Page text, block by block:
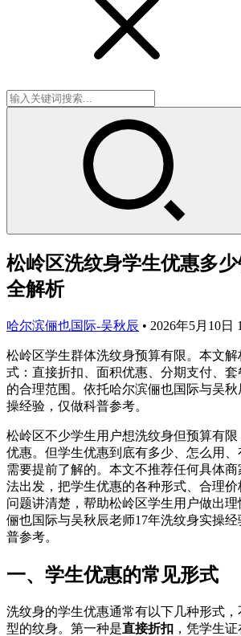
松岭区洗纹身学生优惠多
全解析
哈尔滨俪也国际-吴秋辰 • 2026年5月10日
松岭区学生群体洗纹身预算有限。本文
式：直接折扣、面积优惠、分期支付、
的合理范围。依托哈尔滨俪也国际与吴
操经验，仅做科普参考。
松岭区不少学生用户想洗纹身但预算有
优惠。但学生优惠到底有多少、怎么用
需要提前了解的。本文不推荐任何具体
法出发，把学生优惠的各种形式、合理
问题讲清楚，帮助松岭区学生用户做出
俪也国际与吴秋辰老师17年洗纹身实操
普参考。
一、学生优惠的常见形式
洗纹身的学生优惠通常有以下几种形式
型的纹身。第一种是直接折扣 ，凭学生